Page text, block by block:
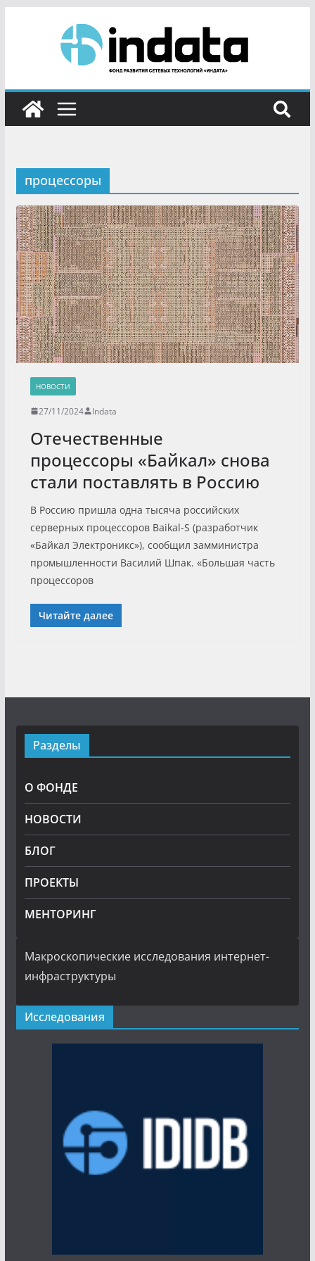
процессоры
НОВОСТИ
27/11/2024 Indata
Отечественные
процессоры «Байкал» снова
стали поставлять в Россию
В Россию пришла одна тысяча российских
серверных процессоров Baikal-S (разработчик
«Байкал Электроникс»), сообщил замминистра
промышленности Василий Шпак. «Большая часть
процессоров
Читайте далее
Разделы
О ФОНДЕ
НОВОСТИ
БЛОГ
ПРОЕКТЫ
МЕНТОРИНГ
Макроскопические исследования интернет-
инфраструктуры
Исследования